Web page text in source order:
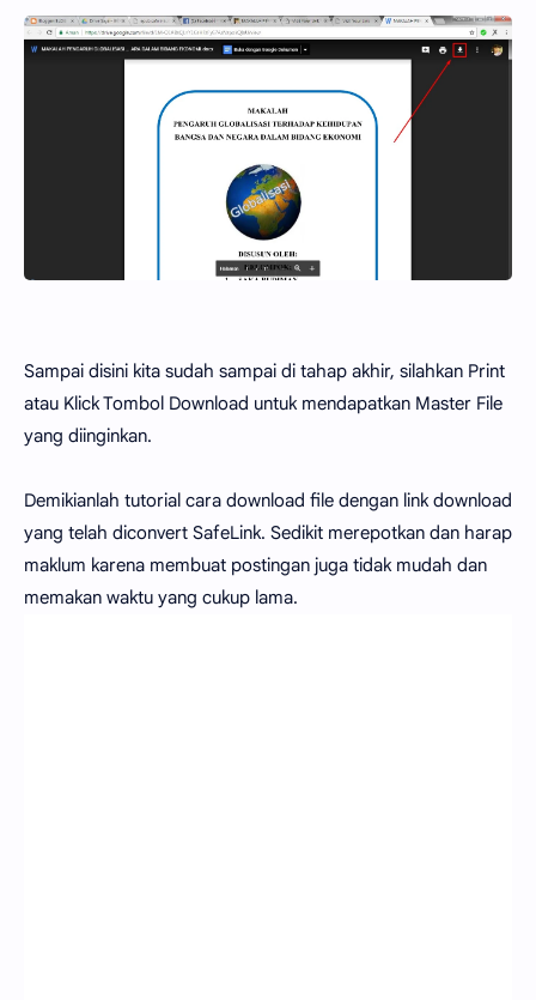
Sampai disini kita sudah sampai di tahap akhir, silahkan Print
atau Klick Tombol Download untuk mendapatkan Master File
yang diinginkan.
Demikianlah tutorial cara download file dengan link download
yang telah diconvert SafeLink. Sedikit merepotkan dan harap
maklum karena membuat postingan juga tidak mudah dan
memakan waktu yang cukup lama.